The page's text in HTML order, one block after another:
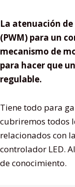
La atenuación
(PWM) para un
mecanismo de
para hacer que
regulable.
Tiene todo para
cubriremos todos
relacionados con
controlador LED.
de conocimiento.